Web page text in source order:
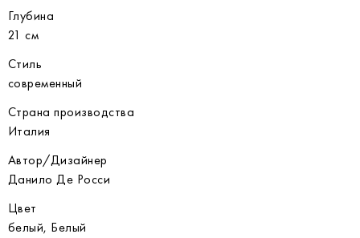
Глубина
21 см
Стиль
современный
Страна производства
Италия
Автор/Дизайнер
Данило Де Росси
Цвет
белый, Белый